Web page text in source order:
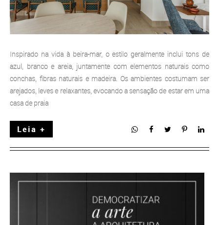
Inspirado na vida à beira-mar, o estilo geralmente inclui tons de
azul, branco e areia, juntamente com elementos naturais como
conchas, fibras naturais e madeira. Os ambientes costumam ser
arejados, leves e relaxantes, evocando a sensação de estar em uma
casa de praia
Leia +